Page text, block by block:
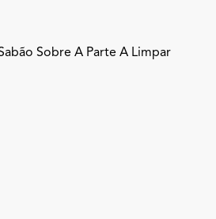
Sobre A Parte A Limpar